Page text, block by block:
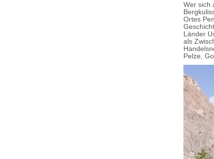
Wer sich
Ortes
Länder
als
Pelze,